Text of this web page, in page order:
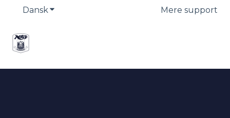
DanskVis undermenu for oversættelserMere support